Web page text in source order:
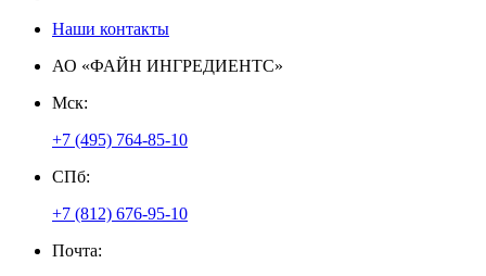
Наши контакты
АО «ФАЙН ИНГРЕДИЕНТС»
Мск:
+7 (495) 764-85-10
СПб:
+7 (812) 676-95-10
Почта: